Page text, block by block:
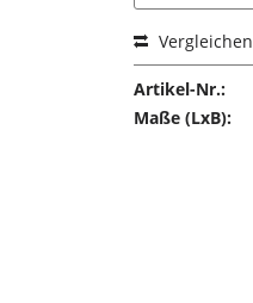
Vergleichen
Artikel-Nr.:
Maße (LxB):